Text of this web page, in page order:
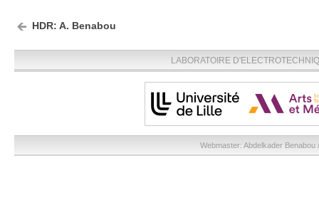
HDR: A. Benabou
LABORATOIRE
Webmaster: Abdelkader Benabou